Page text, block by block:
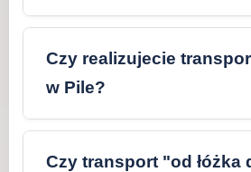
Czy realizujecie
w Pile?
Czy transport "od łóżka